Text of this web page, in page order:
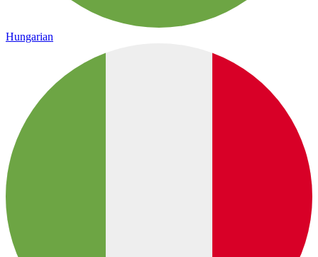
Hungarian